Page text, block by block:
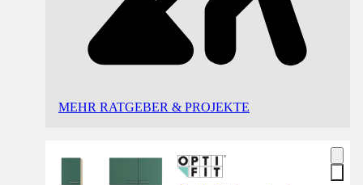
MEHR RATGEBER & PROJEKTE